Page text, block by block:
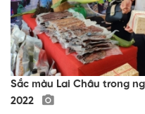
Sắc màu Lai Châu trong
2022